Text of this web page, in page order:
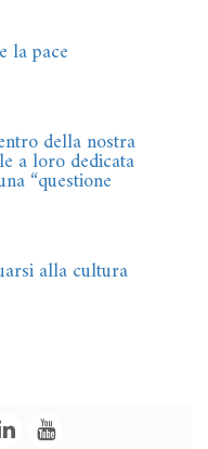
la pace
della nostra
a loro dedicata
“questione
alla cultura